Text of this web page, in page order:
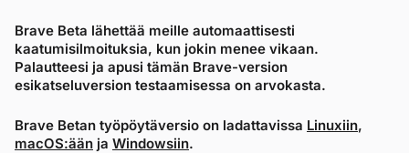
Brave Beta lähettää meille automaattisesti
kaatumisilmoituksia, kun jokin menee vikaan.
Palautteesi ja apusi tämän Brave-version
esikatseluversion testaamisessa on arvokasta.
Brave Betan työpöytäversio on ladattavissa Linuxiin,
macOS:ään ja Windowsiin.